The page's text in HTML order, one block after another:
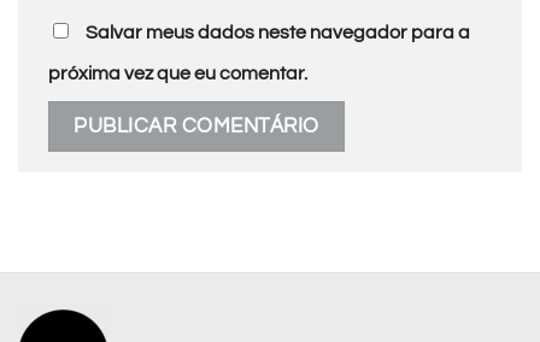
Salvar meus dados neste navegador para a
próxima vez que eu comentar.